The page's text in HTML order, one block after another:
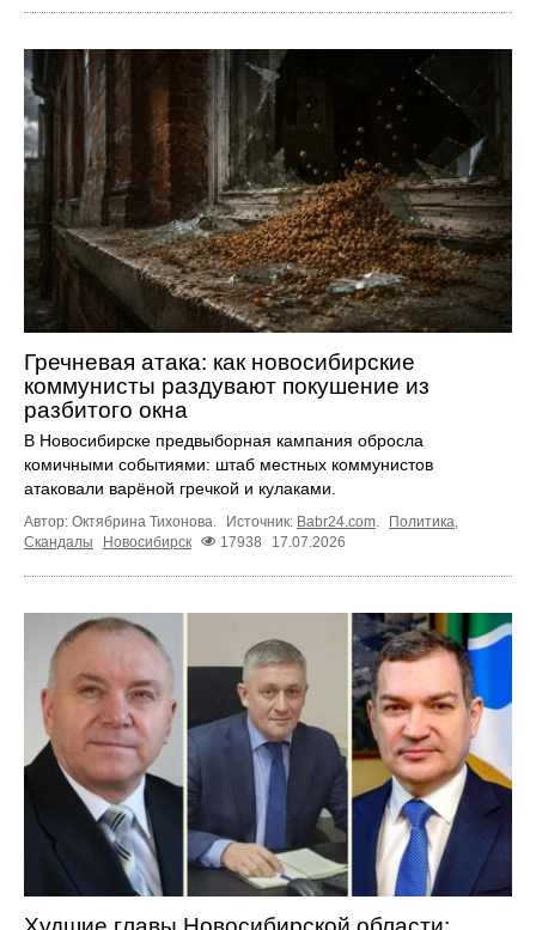
Гречневая атака: как новосибирские
коммунисты раздувают покушение из
разбитого окна
В Новосибирске предвыборная кампания обросла
комичными событиями: штаб местных коммунистов
атаковали варёной гречкой и кулаками.
Автор: Октябрина Тихонова. Источник: Babr24.com. Политика,
Скандалы
Новосибирск 17938 17.07.2026